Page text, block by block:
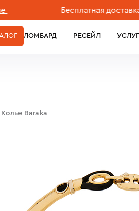
Бесплатная доставка
ЛОМБАРД РЕСЕЙЛ
Колье Baraka